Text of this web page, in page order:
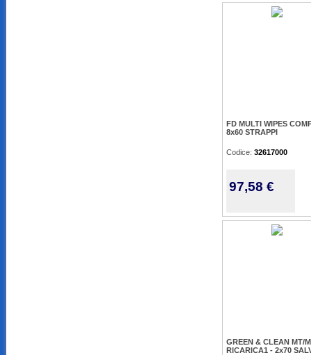
FD MULTI WIPES
8x60 STRAPPI
Codice: 32617000
97,58 €
GREEN & CLEAN MT/
RICARICA1 - 2x70